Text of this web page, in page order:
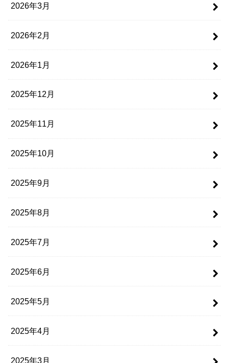
2026年3月
2026年2月
2026年1月
2025年12月
2025年11月
2025年10月
2025年9月
2025年8月
2025年7月
2025年6月
2025年5月
2025年4月
2025年3月